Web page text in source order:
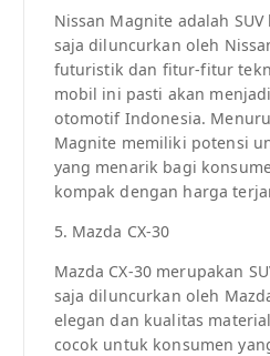
Nissan Magnite adalah
saja diluncurkan oleh
futuristik dan fitur-fitur
mobil ini pasti akan
otomotif Indonesia.
Magnite memiliki potensi
yang menarik bagi
kompak dengan harga
5. Mazda CX-30
Mazda CX-30 merupakan
saja diluncurkan oleh
elegan dan kualitas
cocok untuk konsumen